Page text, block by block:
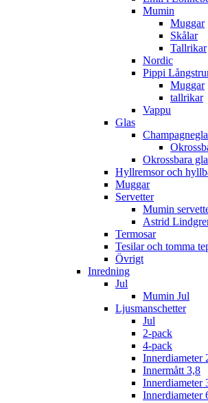
Mumin
Muggar
Skålar
Tallrikar
Nordic
Pippi
Muggar
tallrikar
Vappu
Glas
Okrossbara
Hyllremsor och
Muggar
Servetter
Mumin
Astrid
Termosar
Tesilar och tomma
Övrigt
Inredning
Jul
Mumin Jul
Ljusmanschetter
Jul
2-pack
4-pack
Innerdiameter
Innermått 3,8
Innerdiameter
Innerdiameter